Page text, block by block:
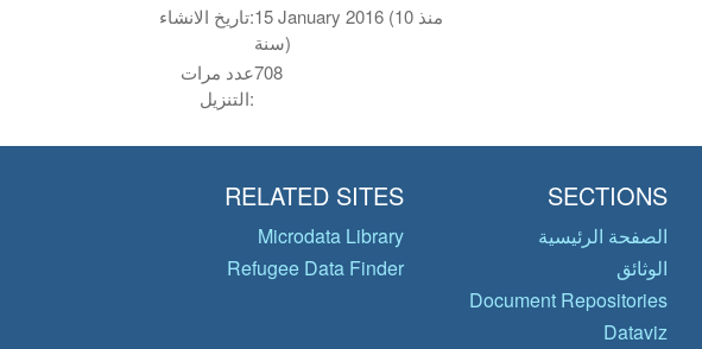
تاريخ الانشاء:15 January 2016 (منذ 10
سنة)
عدد مرات
التنزيل:
708
SECTIONS
الصفحة الرئيسية
الوثائق
Document Repositories
Dataviz
RELATED SITES
Microdata Library
Refugee Data Finder